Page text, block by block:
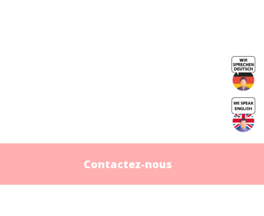
Contactez-nous
Contactez-nous